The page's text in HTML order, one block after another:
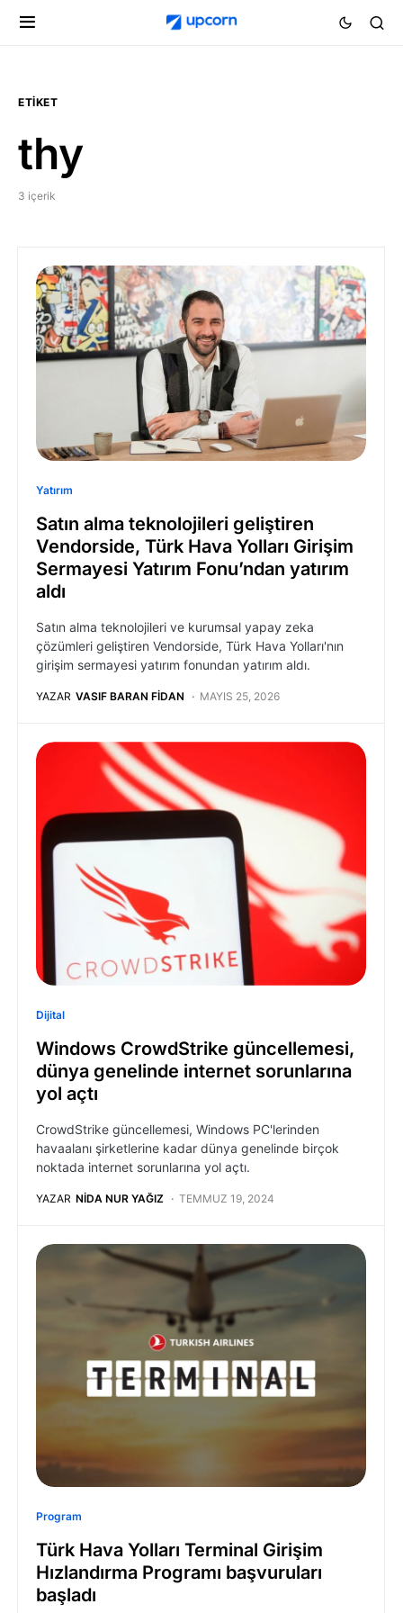
ETIKET
thy
3 içerik
Yatırım
Satın alma teknolojileri geliştiren
Vendorside, Türk Hava Yolları Girişim
Sermayesi Yatırım Fonu’ndan yatırım
aldı
Satın alma teknolojileri ve kurumsal yapay zeka
çözümleri geliştiren Vendorside, Türk Hava Yolları'nın
girişim sermayesi yatırım fonundan yatırım aldı.
YAZAR VASIF BARAN FIDAN MAYIS 25, 2026
Dijital
Windows CrowdStrike güncellemesi,
dünya genelinde internet sorunlarına
yol açtı
CrowdStrike güncellemesi, Windows PC'lerinden
havaalanı şirketlerine kadar dünya genelinde birçok
noktada internet sorunlarına yol açtı.
YAZAR NIDA NUR YAĞIZ TEMMUZ 19, 2024
Program
Türk Hava Yolları Terminal Girişim
Hızlandırma Programı başvuruları
başladı